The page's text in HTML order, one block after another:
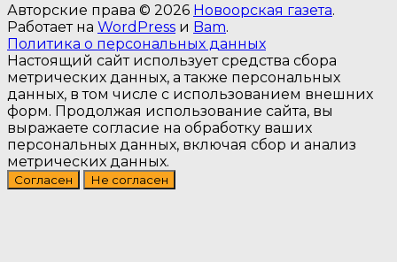
Авторские права © 2026 Новоорская газета.
Работает на WordPress и Bam.
Политика о персональных данных
Настоящий сайт использует средства сбора
метрических данных, а также персональных
данных, в том числе с использованием внешних
форм. Продолжая использование сайта, вы
выражаете согласие на обработку ваших
персональных данных, включая сбор и анализ
метрических данных.
Согласен Не согласен